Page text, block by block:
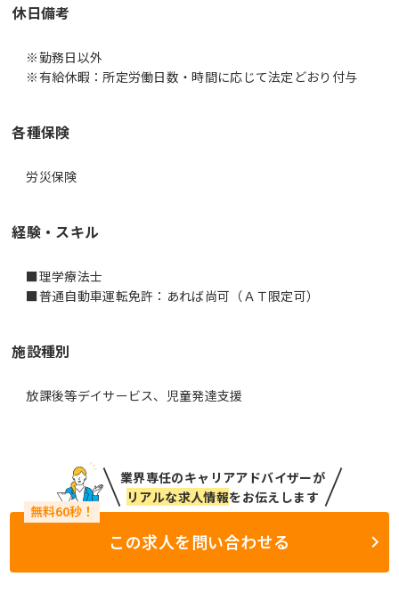
休日備考
※勤務日以外
※有給休暇：所定労働日数・時間に応じて法定どおり付与
各種保険
労災保険
経験・スキル
■理学療法士
施設種別
放課後等デイサービス、児童発達支援
業界専任のキャリアアドバイザーが
リアルな求人情報をお伝えします
この求人を問い合わせる